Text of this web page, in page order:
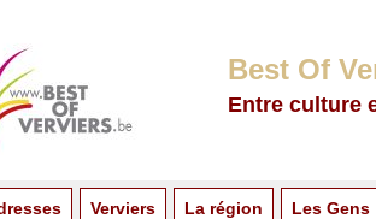
Best Of
Entre culture
Verviers La région Les Gens